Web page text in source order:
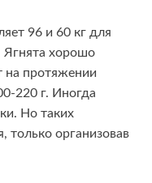
96 и 60 кг для
Ягнята хорошо
на протяжении
220 г. Иногда
Но таких
только организовав